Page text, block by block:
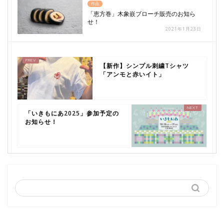
作品
「恵方巻」木象嵌ブローチ販売のお知ら
せ！
2021年1月23日
【新作】シンプル刺繍Tシャツ
「アンモと赤いイト」
「いきもにあ2025」参加予定の
お知らせ！